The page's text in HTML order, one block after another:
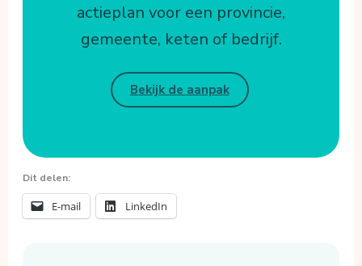
actieplan voor een provincie,
gemeente, keten of bedrijf.
Bekijk de aanpak
Dit delen:
E-mail LinkedIn